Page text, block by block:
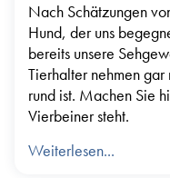
Nach Schätzungen
Hund, der uns
bereits unsere
Tierhalter nehmen
rund ist. Machen Sie
Vierbeiner steht.
Weiterlesen...